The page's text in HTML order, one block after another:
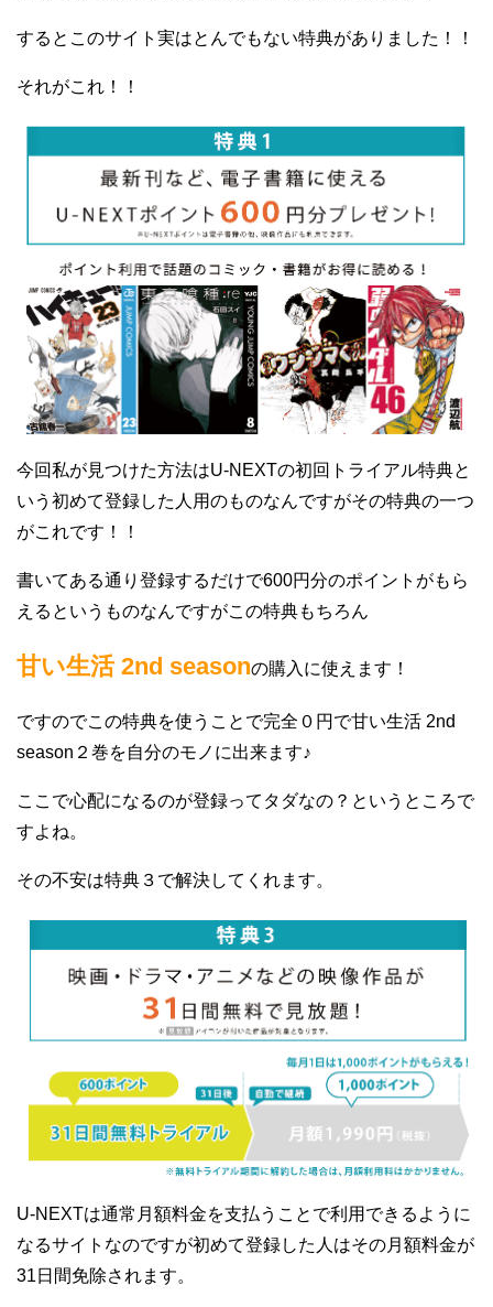
するとこのサイト実はとんでもない特典がありました！！
それがこれ！！
今回私が見つけた方法はU-NEXTの初回トライアル特典と
いう初めて登録した人用のものなんですがその特典の一つ
がこれです！！
書いてある通り登録するだけで600円分のポイントがもら
えるというものなんですがこの特典もちろん
甘い生活 2nd seasonの購入に使えます！
ですのでこの特典を使うことで完全０円で甘い生活 2nd
season２巻を自分のモノに出来ます♪
ここで心配になるのが登録ってタダなの？というところで
すよね。
その不安は特典３で解決してくれます。
U-NEXTは通常月額料金を支払うことで利用できるように
なるサイトなのですが初めて登録した人はその月額料金が
31日間免除されます。